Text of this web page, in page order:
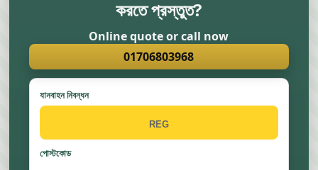
করতে প্রস্তুত?
Online quote or call now
01706803968
যানবাহন নিবন্ধন
পোস্টকোড